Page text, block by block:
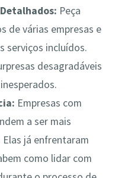
Peça
de várias empresas e
serviços incluídos.
desagradáveis
Empresas com
a ser mais
já enfrentaram
como lidar com